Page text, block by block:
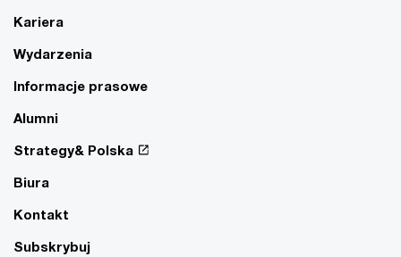
Kariera
Wydarzenia
Informacje prasowe
Alumni
Strategy& Polska
Biura
Kontakt
Subskrybuj